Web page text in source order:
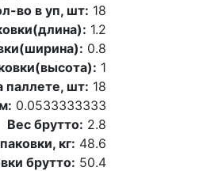
во в уп, шт: 18
1.2
0.8
1
паллете, шт: 18
0.0533333333
Вес брутто: 2.8
кг: 48.6
брутто: 50.4